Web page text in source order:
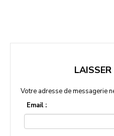
Votre adresse de messagerie
Email :